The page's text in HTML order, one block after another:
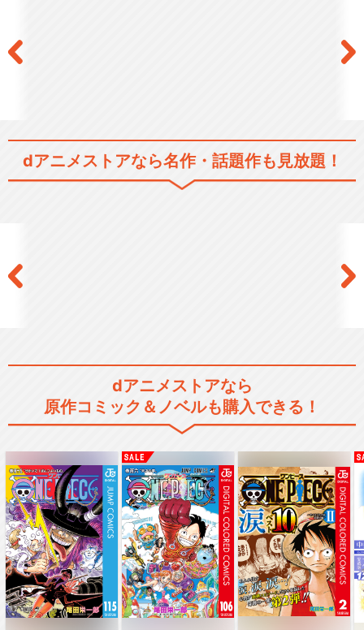
dアニメストアなら名作・話題作も見放題！
dアニメストアなら
原作コミック＆ノベルも購入できる！